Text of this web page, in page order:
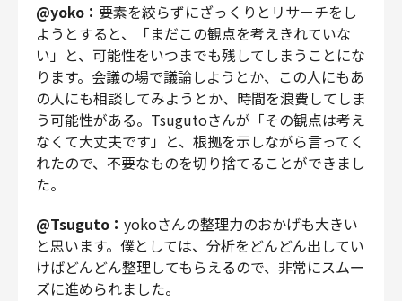
@yoko： 要素を絞らずにざっくりとリサーチをし
ようとすると、「まだこの観点を考えきれていな
い」と、可能性をいつまでも残してしまうことにな
ります。会議の場で議論しようとか、この人にもあ
の人にも相談してみようとか、時間を浪費してしま
う可能性がある。Tsugutoさんが「その観点は考え
なくて大丈夫です」と、根拠を示しながら言ってく
れたので、不要なものを切り捨てることができまし
た。
@Tsuguto： yokoさんの整理力のおかげも大きい
と思います。僕としては、分析をどんどん出してい
けばどんどん整理してもらえるので、非常にスムー
ズに進められました。